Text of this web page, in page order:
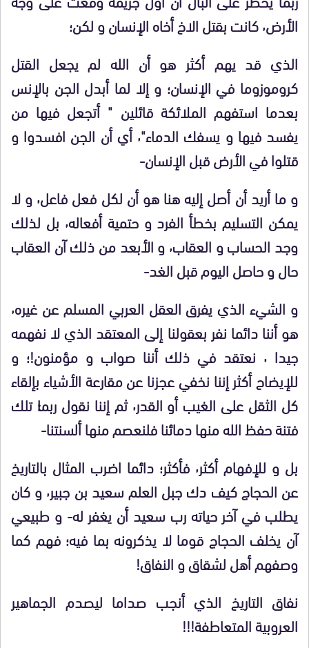
الأرض٬ كانت بقتل الاخ أخاه الإنسان و لكن؛
الذي قد يهم أكثر هو أن الله لم يجعل القتل
كروموزوما في الإنسان؛ و إلا لما أبدل الجن بالإنس
بعدما استفهم الملائكة قائلين " أتجعل فيها من
يفسد فيها و يسفك الدماء"٬ أي أن الجن افسدوا و
قتلوا في الأرض قبل الإنسان-
و ما أريد أن أصل إليه هنا هو أن لكل فعل فاعل٬ و لا
يمكن التسليم بخطأ الفرد و حتمية أفعاله٬ بل لذلك
وجد الحساب و العقاب٬ و الأبعد من ذلك آن العقاب
حال و حاصل اليوم قبل الغد-
و الشيء الذي يفرق العقل العربي المسلم عن غيره٬
هو أننا دائما نفر بعقولنا إلى المعتقد الذي لا نفهمه
جيدا ٬ نعتقد في ذلك أننا صواب و مؤمنون!؛ و
للإيضاح أكثر إننا نخفي عجزنا عن مقارعة الأشياء بإلقاء
كل الثقل على الغيب أو القدر٬ ثم إننا نقول ربما׃ تلك
فتنة حفظ الله منها دمائنا فلنعصم منها ألسنتنا-
بل و للإفهام أكثر٬ فأكثر؛ دائما اضرب المثال بالتاريخ
عن الحجاج كيف دك جبل العلم سعيد بن جبير٬ و كان
يطلب في آخر حياته رب سعيد أن يغفر له- و طبيعي
آن يخلف الحجاج قوما لا يذكرونه بما فيه؛ فهم كما
وصفهم أهل لشقاق و النفاق!
نفاق التاريخ الذي أنجب صداما ليصدم الجماهير
العروبية المتعاطفة!!!